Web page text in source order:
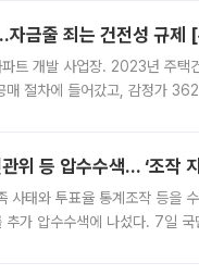
자금줄 죄는 건전성 규
트 개발 사업장. 2023년 주택
매 절차에 들어갔고, 감정가
위 등 압수수색… ‘조작
사태와 투표율 통계조작 등을
가 압수수색에 나섰다. 7일